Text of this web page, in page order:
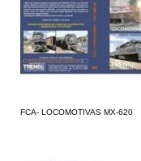
FCA- LOCOMOTIVAS MX-620